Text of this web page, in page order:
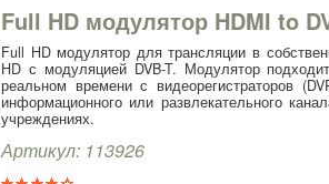
Full HD модулятор HDMI to
Full HD модулятор для трансляции в
HD с модуляцией DVB-T. Модулятор
реальном времени с видеорегистраторов
информационного или развлекательного
учреждениях.
Артикул: 113926